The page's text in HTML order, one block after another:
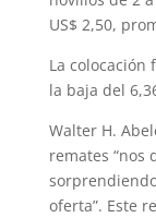
US$ 2,50,
La colocación
la baja del
Walter H.
remates “nos
oferta”. Este